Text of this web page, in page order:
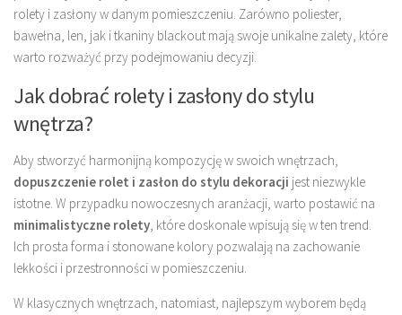
rolety i zasłony w danym pomieszczeniu. Zarówno poliester,
bawełna, len, jak i tkaniny blackout mają swoje unikalne zalety, które
warto rozważyć przy podejmowaniu decyzji.
Jak dobrać rolety i zasłony do stylu
wnętrza?
Aby stworzyć harmonijną kompozycję w swoich wnętrzach,
dopuszczenie rolet i zasłon do stylu dekoracji jest niezwykle
istotne. W przypadku nowoczesnych aranżacji, warto postawić na
minimalistyczne rolety, które doskonale wpisują się w ten trend.
Ich prosta forma i stonowane kolory pozwalają na zachowanie
lekkości i przestronności w pomieszczeniu.
W klasycznych wnętrzach, natomiast, najlepszym wyborem będą